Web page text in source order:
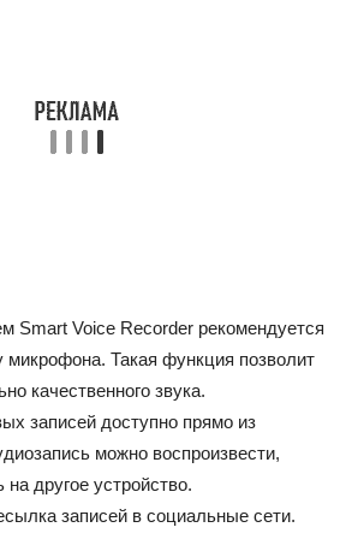
Smart Voice Recorder рекомендуется
микрофона. Такая функция позволит
качественного звука.
записей доступно прямо из
можно воспроизвести,
другое устройство.
записей в социальные сети.